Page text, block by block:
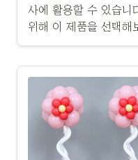
사에 활용할 수 있습니
위해 이 제품을 선택해